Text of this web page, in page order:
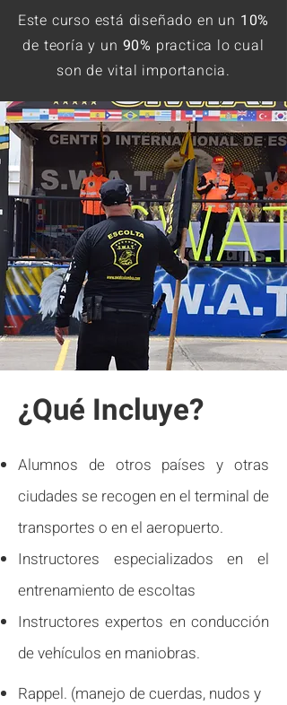
Este curso está diseñado en un 10%
de teoría y un 90% practica lo cual
son de vital importancia.
¿Qué Incluye?
Alumnos de otros países y otras
ciudades se recogen en el terminal de
transportes o en el aeropuerto.
Instructores especializados en el
entrenamiento de escoltas
Instructores expertos en conducción
de vehículos en maniobras.​
Rappel. (manejo de cuerdas, nudos y